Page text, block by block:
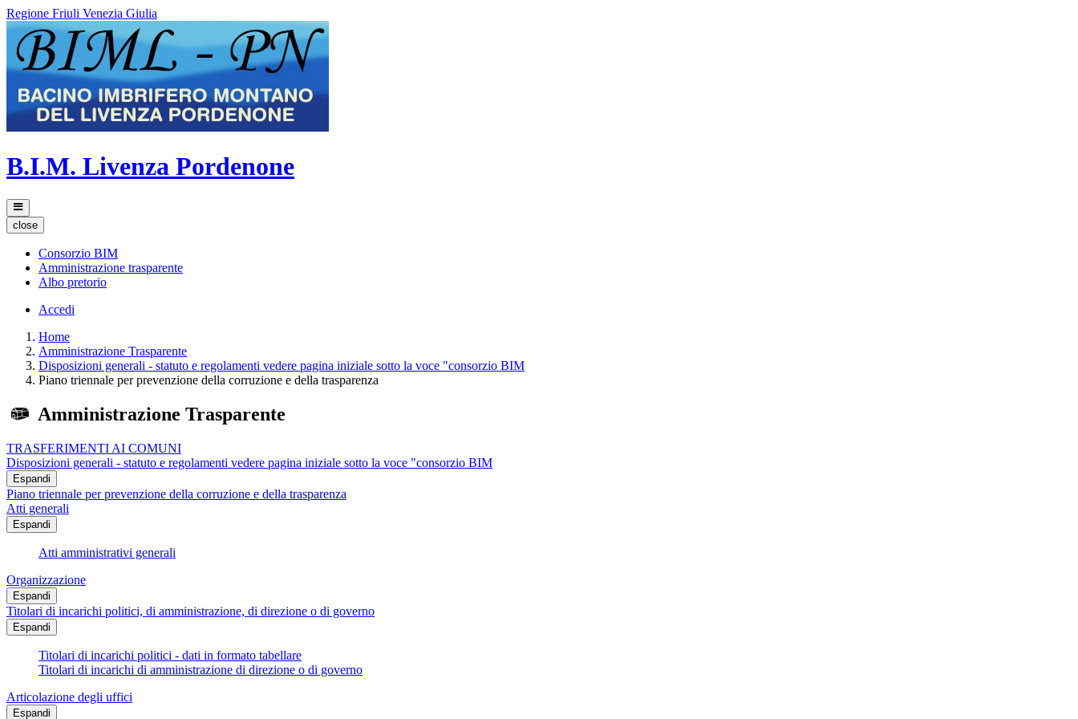
Regione Friuli Venezia Giulia
B.I.M. Livenza Pordenone
close
Consorzio BIM
Amministrazione trasparente
Albo pretorio
Accedi
Home
Amministrazione Trasparente
Disposizioni generali - statuto e regolamenti vedere pagina iniziale sotto la voce "consorzio BIM
Piano triennale per prevenzione della corruzione e della trasparenza
Amministrazione Trasparente
TRASFERIMENTI AI COMUNI
Disposizioni generali - statuto e regolamenti vedere pagina iniziale sotto la voce "consorzio BIM
Espandi
Piano triennale per prevenzione della corruzione e della trasparenza
Atti generali
Espandi
Atti amministrativi generali
Organizzazione
Espandi
Titolari di incarichi politici, di amministrazione, di direzione o di governo
Espandi
Titolari di incarichi politici - dati in formato tabellare
Titolari di incarichi di amministrazione di direzione o di governo
Articolazione degli uffici
Espandi